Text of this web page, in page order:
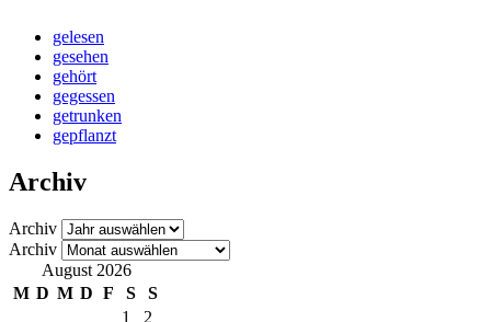
gelesen
gesehen
gehört
gegessen
getrunken
gepflanzt
Archiv
Archiv
Archiv
August 2026
M D M D F S
S
1
2